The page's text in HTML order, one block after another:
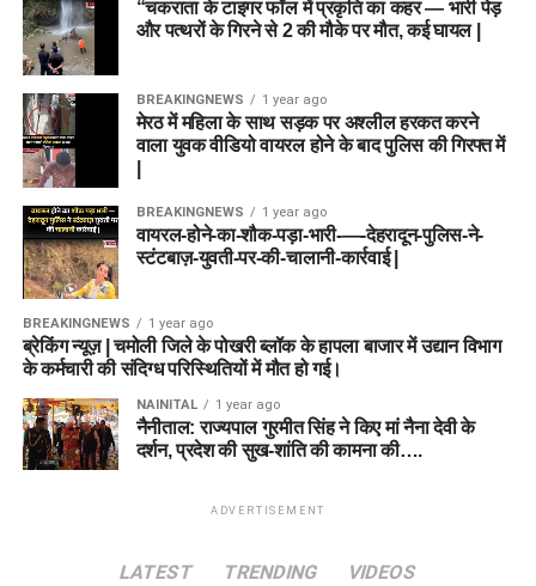
“चकराता के टाइगर फॉल में प्रकृति का कहर — भारी पेड़
और पत्थरों के गिरने से 2 की मौके पर मौत, कई घायल |
BREAKINGNEWS 1 year ago
मेरठ में महिला के साथ सड़क पर अश्लील हरकत करने
वाला युवक वीडियो वायरल होने के बाद पुलिस की गिरफ्त में
BREAKINGNEWS 1 year ago
वायरल-होने-का-शौक-पड़ा-भारी-—-देहरादून-पुलिस-ने-
स्टंटबाज़-युवती-पर-की-चालानी-कार्रवाई |
BREAKINGNEWS 1 year ago
ब्रेकिंग न्यूज़ | चमोली जिले के पोखरी ब्लॉक के हापला बाजार में उद्यान विभाग
के कर्मचारी की संदिग्ध परिस्थितियों में मौत हो गई।
NAINITAL 1 year ago
नैनीताल: राज्यपाल गुरमीत सिंह ने किए मां नैना देवी के
दर्शन, प्रदेश की सुख-शांति की कामना की….
ADVERTISEMENT
LATEST TRENDING VIDEOS